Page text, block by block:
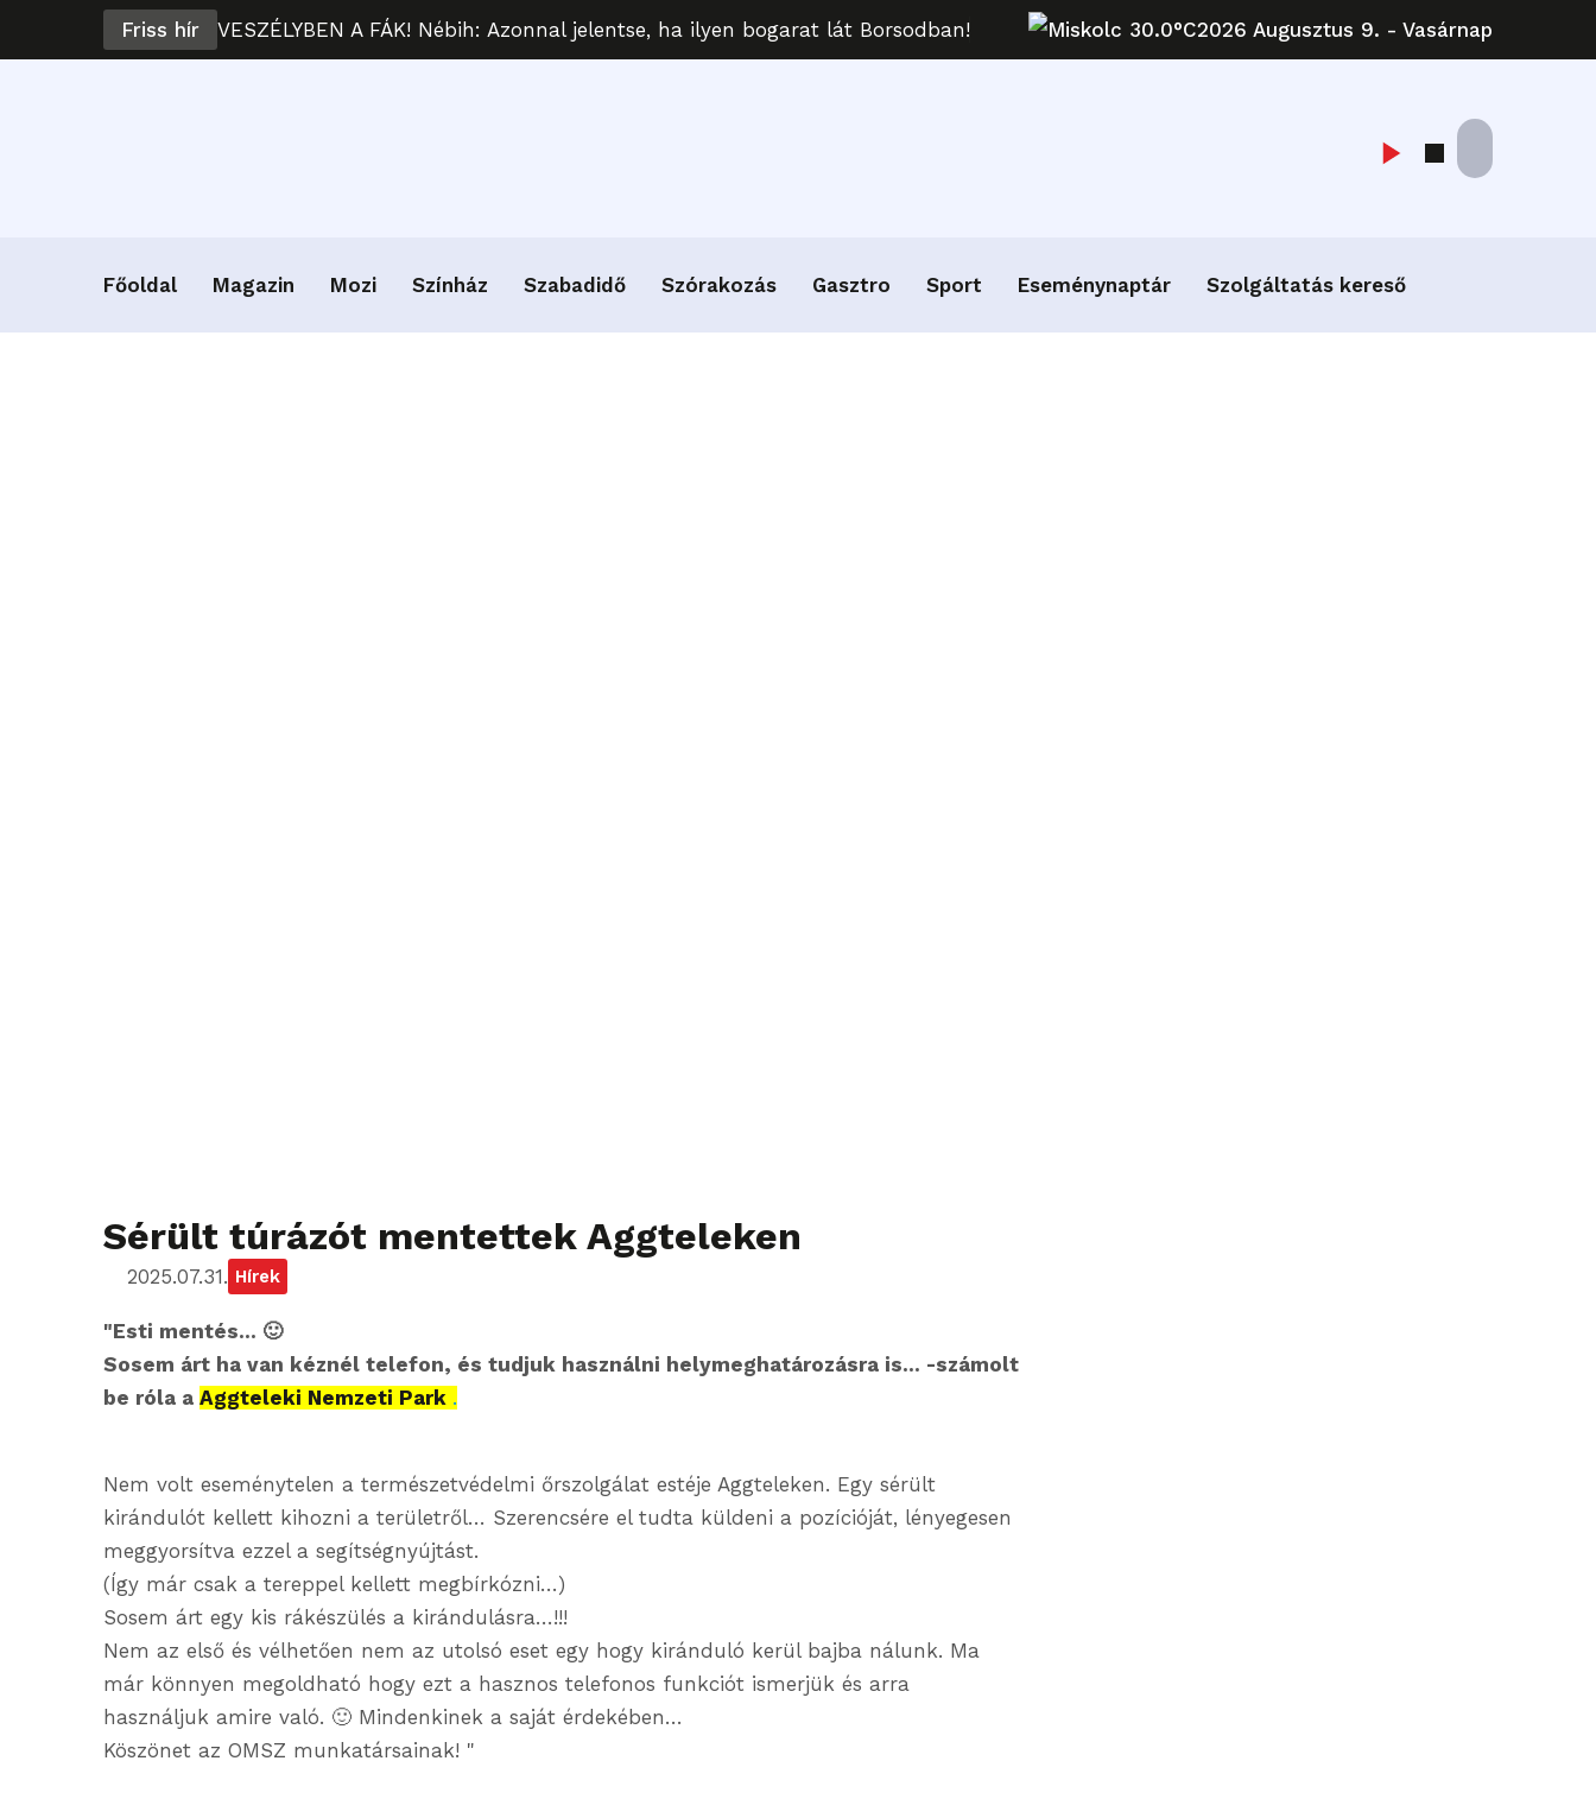
Friss hír VESZÉLYBEN A FÁK! Nébih: Azonnal jelentse, ha ilyen bogarat lát Borsodban! Miskolc 30.0°C2026 Augusztus 9. - Vasárnap
Főoldal Magazin Mozi Színház Szabadidő Szórakozás Gasztro Sport Eseménynaptár Szolgáltatás kereső
Sérült túrázót mentettek Aggteleken
2025.07.31. Hírek
"Esti mentés… 🙂
Sosem árt ha van kéznél telefon, és tudjuk használni helymeghatározásra is… -számolt
be róla a Aggteleki Nemzeti Park .
Nem volt eseménytelen a természetvédelmi őrszolgálat estéje Aggteleken. Egy sérült
kirándulót kellett kihozni a területről… Szerencsére el tudta küldeni a pozícióját, lényegesen
meggyorsítva ezzel a segítségnyújtást.
(Így már csak a tereppel kellett megbírkózni…)
Sosem árt egy kis rákészülés a kirándulásra…!!!
Nem az első és vélhetően nem az utolsó eset egy hogy kiránduló kerül bajba nálunk. Ma
már könnyen megoldható hogy ezt a hasznos telefonos funkciót ismerjük és arra
használjuk amire való. 🙂 Mindenkinek a saját érdekében…
Köszönet az OMSZ munkatársainak! "